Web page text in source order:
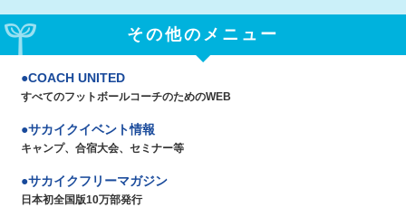
その他のメニュー
COACH UNITED
すべてのフットボールコーチのためのWEB
サカイクイベント情報
キャンプ、合宿大会、セミナー等
サカイクフリーマガジン
日本初全国版10万部発行